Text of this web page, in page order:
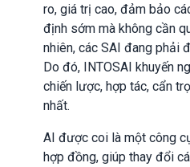
ro, giá trị cao, đảm bảo
định sớm mà không cần
nhiên, các SAI đang phải
Do đó, INTOSAI khuyến
chiến lược, hợp tác, cẩn
nhất.
AI được coi là một công
hợp đồng, giúp thay đổi